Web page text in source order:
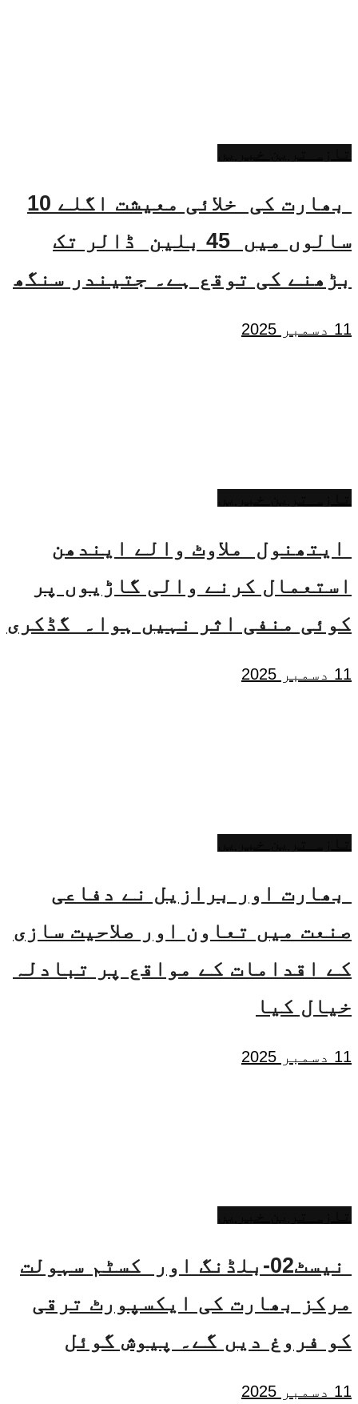
بھارت کی خلائی معیشت اگلے 10
سالوں میں 45 بلین ڈالر تک
بڑھنے کی توقع ہے۔ جتیندر سنگھ
11 دسمبر 2025
ایتھنول ملاوٹ والے ایندھن
استعمال کرنے والی گاڑیوں پر
کوئی منفی اثر نہیں ہوا۔ گڈکری
11 دسمبر 2025
بھارت اور برازیل نے دفاعی
صنعت میں تعاون اور صلاحیت سازی
کے اقدامات کے مواقع پر تبادلہ
خیال کیا
11 دسمبر 2025
نیسٹ02-بلڈنگ اور کسٹم سہولت
مرکز بھارت کی ایکسپورٹ ترقی
کو فروغ دیں گے۔ پیوش گوئل
11 دسمبر 2025